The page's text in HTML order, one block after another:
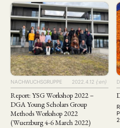
kulturellen, wirtschaftlichen und
politischen Veränderungen und
Hintergründe ermöglichen. Die
Deutsche Gesellschaft für
Asienkunde e. V. (DGA) stellt die
breitgefächerte Asienkompetenz
ihrer Mitglieder im neuen
Expertiseverzeichnis vor. Als einzige
asienwissenschaftliche
Fachgesellschaft vereint die DGA
Wissenschaftler:innen …
NACHWUCHSGRUPPE 2022.4.12 {:en}
Report: YSG Workshop 2022 –
DGA Young Scholars Group
Methods Workshop 2022
(Wuerzburg 4-6 March 2022)